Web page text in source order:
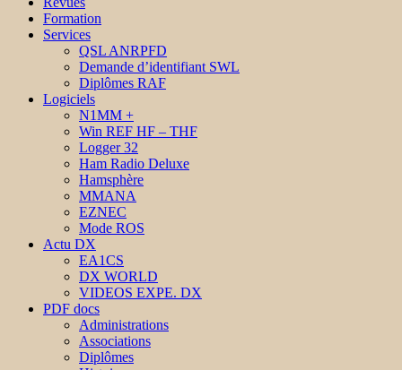
Formation
Services
QSL ANRPFD
Demande d’identifiant SWL
Diplômes RAF
Logiciels
N1MM +
Win REF HF – THF
Logger 32
Ham Radio Deluxe
Hamsphère
MMANA
EZNEC
Mode ROS
Actu DX
EA1CS
DX WORLD
VIDEOS EXPE. DX
PDF docs
Administrations
Associations
Diplômes